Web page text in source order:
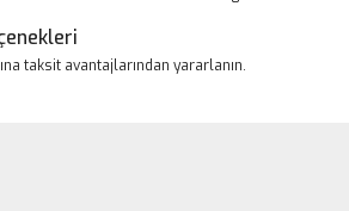
taksit avantajlarından yararlanın.